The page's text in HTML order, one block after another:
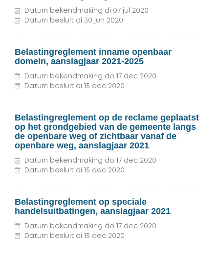
Datum bekendmaking di 07 jul
2020
Datum besluit di 30 jun 2020
Belastingreglement inname openbaar
domein, aanslagjaar 2021-2025
Datum bekendmaking do 17 dec 2020
Datum besluit di 15 dec 2020
Belastingreglement op de reclame geplaatst
op het grondgebied van de gemeente langs
de openbare weg of zichtbaar vanaf de
openbare weg, aanslagjaar 2021
Datum bekendmaking do 17 dec 2020
Datum besluit di 15 dec 2020
Belastingreglement op speciale
handelsuitbatingen, aanslagjaar 2021
Datum bekendmaking do 17 dec 2020
Datum besluit di 15 dec 2020